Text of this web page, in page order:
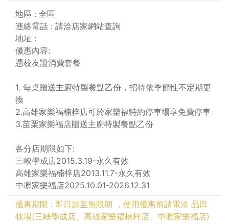
地區 : 全區
連絡電話 : 請洽店家網站查詢
地址 :
優惠內容:
憑校友證消費套餐
1. 每桌贈送主廚特製餐點乙份，招待依季節性不定期更
換
2.高雄家樂福楠梓店可於家樂福特約停車場享免費停車
3.苗栗家樂福店贈送主廚特製餐點乙份
各分店期限如下:
三峽學成店2015.3.19-永久有效
高雄家樂福楠梓店2013.11.7-永久有效
中壢家樂福店2025.10.01-2026.12.31
優惠期限 : 即日起至無限期 ，使用優惠前請電洽 品田
牧場(三峽學成店、高雄家樂福楠梓店、中壢家樂福店)